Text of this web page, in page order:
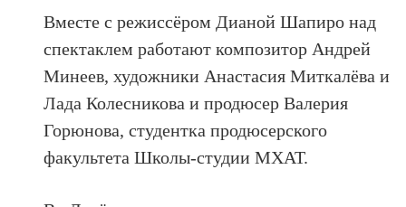
Вместе с режиссёром Дианой Шапиро над
спектаклем работают композитор Андрей
Минеев, художники Анастасия Миткалёва и
Лада Колесникова и продюсер Валерия
Горюнова, студентка продюсерского
факультета Школы-студии МХАТ.